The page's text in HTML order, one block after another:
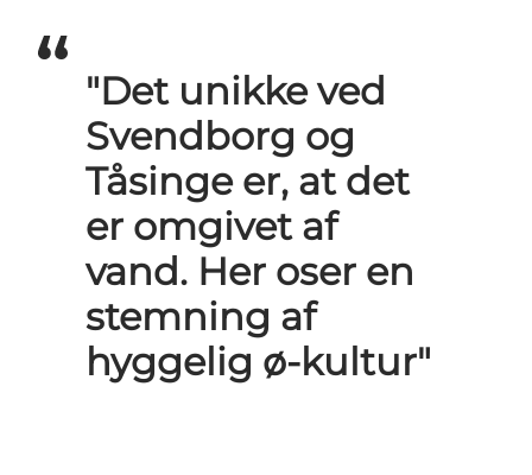
"Det unikke ved
Svendborg og
Tåsinge er, at det
er omgivet af
vand. Her oser en
stemning af
hyggelig ø-kultur"